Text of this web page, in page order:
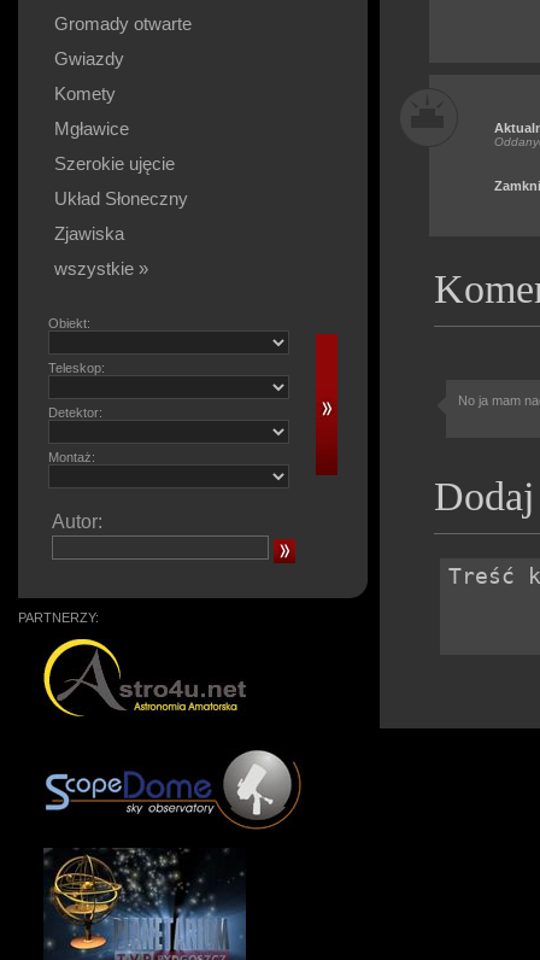
Gromady otwarte
Gwiazdy
Komety
Mgławice
Szerokie ujęcie
Układ Słoneczny
Zjawiska
wszystkie »
Obiekt:
Teleskop:
Detektor:
Montaż:
Autor:
PARTNERZY:
No ja mam